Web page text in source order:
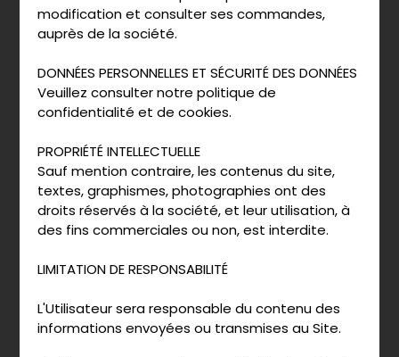
modification et consulter ses commandes,
auprès de la société.
DONNÉES PERSONNELLES ET SÉCURITÉ DES DONNÉES
Veuillez consulter notre politique de
confidentialité et de cookies.
PROPRIÉTÉ INTELLECTUELLE
Sauf mention contraire, les contenus du site,
textes, graphismes, photographies ont des
droits réservés à la société, et leur utilisation, à
des fins commerciales ou non, est interdite.
LIMITATION DE RESPONSABILITÉ
L'Utilisateur sera responsable du contenu des
informations envoyées ou transmises au Site.